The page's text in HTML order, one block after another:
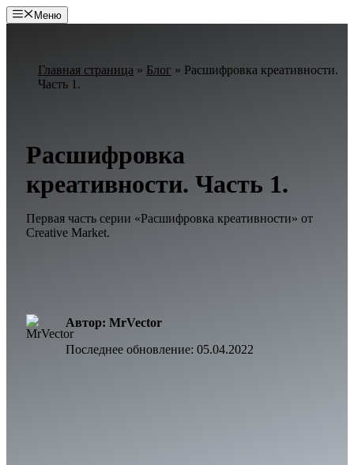
Перейти
к
Меню
Главная страница » Блог » Расшифровка креативности.
Часть 1.
Расшифровка
креативности. Часть 1.
Первая часть серии «Расшифровка креативности» от
Creative Market.
Автор: MrVector
Последнее обновление: 05.04.2022